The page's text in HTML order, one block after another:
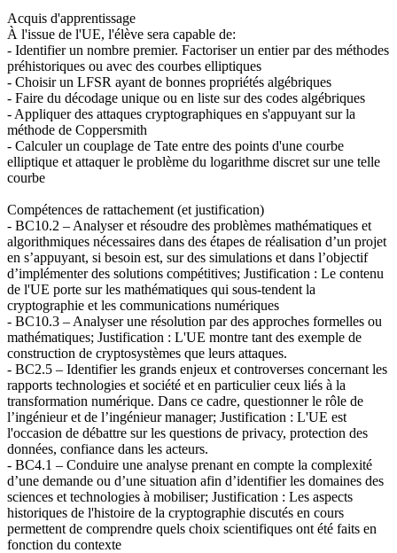
Acquis d'apprentissage
À l'issue de l'UE, l'élève sera capable de:
- Identifier un nombre premier. Factoriser un entier par des méthodes
préhistoriques ou avec des courbes elliptiques
- Choisir un LFSR ayant de bonnes propriétés algébriques
- Faire du décodage unique ou en liste sur des codes algébriques
- Appliquer des attaques cryptographiques en s'appuyant sur la
méthode de Coppersmith
- Calculer un couplage de Tate entre des points d'une courbe
elliptique et attaquer le problème du logarithme discret sur une telle
courbe
Compétences de rattachement (et justification)
- BC10.2 – Analyser et résoudre des problèmes mathématiques et
algorithmiques nécessaires dans des étapes de réalisation d’un projet
en s’appuyant, si besoin est, sur des simulations et dans l’objectif
d’implémenter des solutions compétitives; Justification : Le contenu
de l'UE porte sur les mathématiques qui sous-tendent la
cryptographie et les communications numériques
- BC10.3 – Analyser une résolution par des approches formelles ou
mathématiques; Justification : L'UE montre tant des exemple de
construction de cryptosystèmes que leurs attaques.
- BC2.5 – Identifier les grands enjeux et controverses concernant les
rapports technologies et société et en particulier ceux liés à la
transformation numérique. Dans ce cadre, questionner le rôle de
l’ingénieur et de l’ingénieur manager; Justification : L'UE est
l'occasion de débattre sur les questions de privacy, protection des
données, confiance dans les acteurs.
- BC4.1 – Conduire une analyse prenant en compte la complexité
d’une demande ou d’une situation afin d’identifier les domaines des
sciences et technologies à mobiliser; Justification : Les aspects
historiques de l'histoire de la cryptographie discutés en cours
permettent de comprendre quels choix scientifiques ont été faits en
fonction du contexte